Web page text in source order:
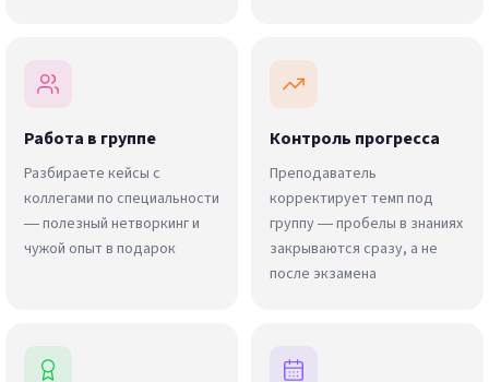
Работа в группе
Разбираете кейсы с
коллегами по специальности
— полезный нетворкинг и
чужой опыт в подарок
Контроль прогресса
Преподаватель
корректирует темп под
группу — пробелы в знаниях
закрываются сразу, а не
после экзамена